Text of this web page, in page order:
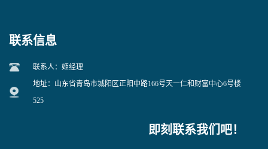
联系信息
联系人：姬经理
地址：山东省青岛市城阳区正阳中路166号天一仁和财富中心6号楼
525
即刻联系我们吧！